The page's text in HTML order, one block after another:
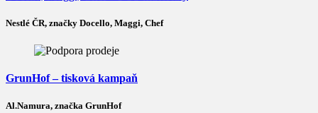
Nestlé ČR, značky Docello, Maggi, Chef
GrunHof – tisková kampaň
Al.Namura, značka GrunHof